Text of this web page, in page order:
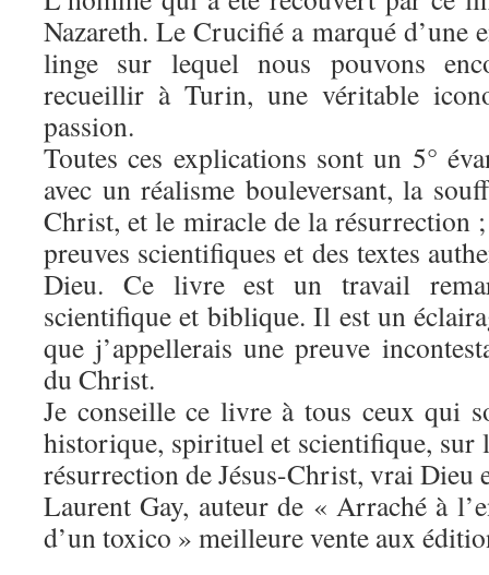
Nazareth. Le Crucifié a marqué d’une
linge sur lequel nous pouvons
recueillir à Turin, une véritable
passion.
Toutes ces explications sont un 5°
avec un réalisme bouleversant, la
Christ, et le miracle de la résurrection
preuves scientifiques et des textes
Dieu. Ce livre est un travail
scientifique et biblique. Il est un
que j’appellerais une preuve
du Christ.
Je conseille ce livre à tous ceux qui
historique, spirituel et scientifique, sur
résurrection de Jésus-Christ, vrai Dieu
Laurent Gay, auteur de « Arraché à
d’un toxico » meilleure vente aux